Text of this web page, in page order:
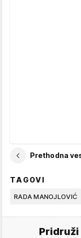
Prethodna
TAGOVI
RADA MANOJLOVIĆ
Pridruži